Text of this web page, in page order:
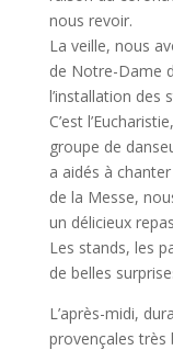
nous revoir.
La veille, nous
de Notre-Dame
l’installation des
C’est
groupe de
a aidés à
de la Messe,
un délicieux
Les stands, les
de belles
L’après-midi,
provençales